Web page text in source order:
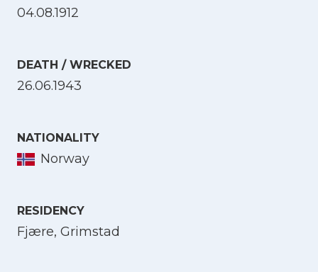
04.08.1912
DEATH / WRECKED
26.06.1943
NATIONALITY
Norway
RESIDENCY
Fjære, Grimstad
Select Language